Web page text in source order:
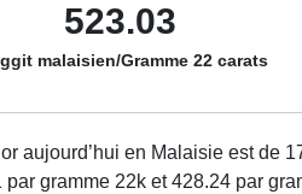
523.03
malaisien/Gramme 22 carats
aujourd’hui en Malaisie est de
par gramme 22k et428.24 par